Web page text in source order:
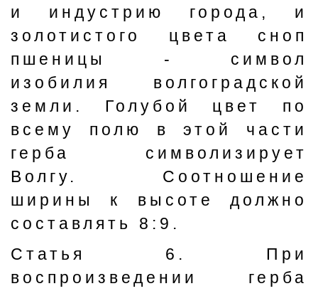
и индустрию города, и
золотистого цвета сноп
пшеницы - символ
изобилия волгоградской
земли. Голубой цвет по
всему полю в этой части
герба символизирует
Волгу. Соотношение
ширины к высоте должно
составлять 8:9.
Статья 6. При
воспроизведении герба